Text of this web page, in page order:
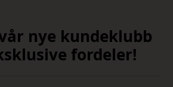
nye kundeklubb
fordeler!